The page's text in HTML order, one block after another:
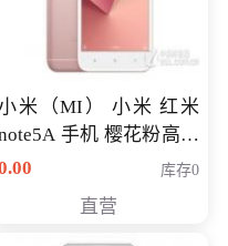
米（MI） 小米 红米
手机 樱花粉高配
全网通(3G+32G)
库存0
直营